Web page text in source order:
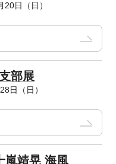
日（日）
部展
日（日）
嵐靖晃 海風